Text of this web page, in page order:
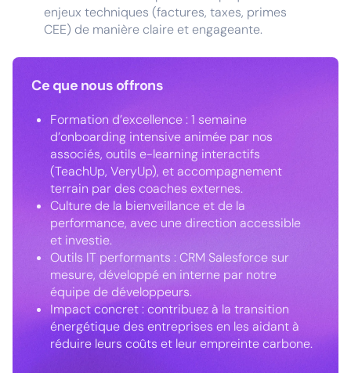
enjeux techniques (factures, taxes, primes
CEE) de manière claire et engageante.
Ce que nous offrons
Formation d’excellence : 1 semaine
d’onboarding intensive animée par nos
associés, outils e-learning interactifs
(TeachUp, VeryUp), et accompagnement
terrain par des coaches externes.
Culture de la bienveillance et de la
performance, avec une direction accessible
et investie.
Outils IT performants : CRM Salesforce sur
mesure, développé en interne par notre
équipe de développeurs.
Impact concret : contribuez à la transition
énergétique des entreprises en les aidant à
réduire leurs coûts et leur empreinte carbone.